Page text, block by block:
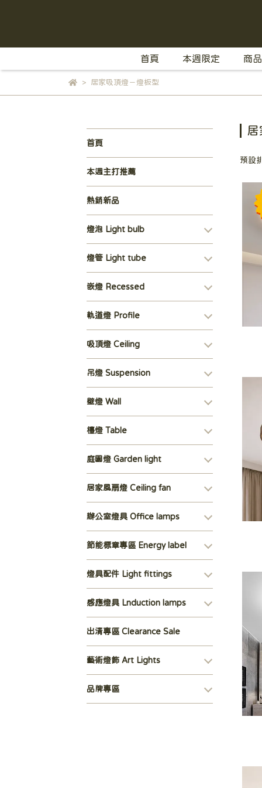
首頁 本週限定 商
居家吸頂燈－燈板型
首頁
本週主打推薦
熱銷新品
燈泡 Light bulb
燈管 Light tube
嵌燈 Recessed
軌道燈 Profile
吸頂燈 Ceiling
吊燈 Suspension
壁燈 Wall
檯燈 Table
庭園燈 Garden light
居家風扇燈 Ceiling fan
辦公室燈具 Office lamps
節能標章專區 Energy label
燈具配件 Light fittings
感應燈具 Lnduction lamps
出清專區 Clearance Sale
藝術燈飾 Art Lights
品牌專區
居
預設